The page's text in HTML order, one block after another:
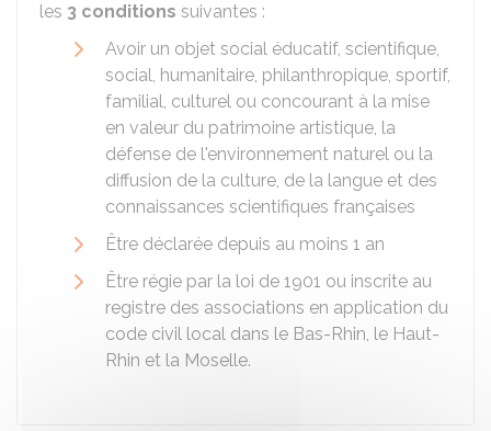
les 3 conditions suivantes :
Avoir un objet social éducatif, scientifique,
social, humanitaire, philanthropique, sportif,
familial, culturel ou concourant à la mise
en valeur du patrimoine artistique, la
défense de l'environnement naturel ou la
diffusion de la culture, de la langue et des
connaissances scientifiques françaises
Être déclarée depuis au moins 1 an
Être régie par la loi de 1901 ou inscrite au
registre des associations en application du
code civil local dans le Bas-Rhin, le Haut-
Rhin et la Moselle.